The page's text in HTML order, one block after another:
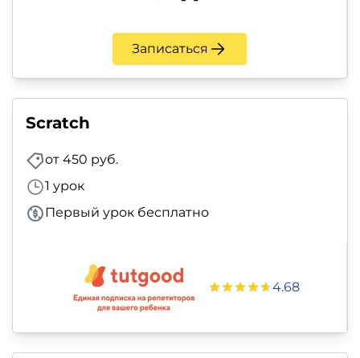
Записаться
Scratch
от 450 руб.
1 урок
Первый урок бесплатно
4.68